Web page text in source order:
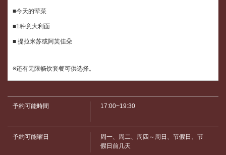
■今天的荤菜
■1种意大利面
■ 提拉米苏或阿芙佳朵
※还有无限畅饮套餐可供选择。
予約可能時間 17:00~19:30
予約可能曜日
周一、周二、周四～周日、节假日、节
假日前几天